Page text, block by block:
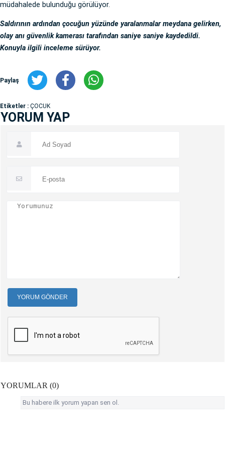
müdahalede bulunduğu görülüyor.
Saldırının ardından çocuğun yüzünde yaralanmalar meydana gelirken,
olay anı güvenlik kamerası tarafından saniye saniye kaydedildi.
Konuyla ilgili inceleme sürüyor.
Paylaş
Etiketler : ÇOCUK
YORUM YAP
YORUM GÖNDER
YORUMLAR (0)
Bu habere ilk yorum yapan sen ol.